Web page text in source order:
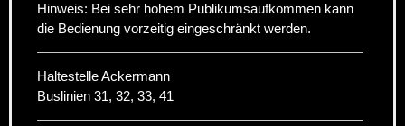
Hinweis: Bei sehr hohem Publikumsaufkommen kann
die Bedienung vorzeitig eingeschränkt werden.
Haltestelle Ackermann
Buslinien 31, 32, 33, 41